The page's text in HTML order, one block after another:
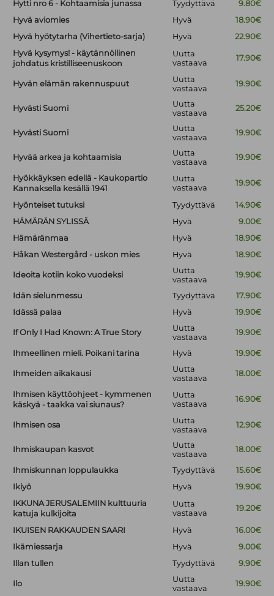
Hytti nro 6 - Kohtaamisia junassa Tyydyttävä
9.80€
Hyvä aviomies
Hyvä
18.90€
Hyvä hyötytarha (Vihertieto-sarja)
Hyvä
22.90€
Hyvä kysymys! - käytännöllinen
johdatus kristilliseenuskoon
Uutta
vastaava
17.90€
Hyvän elämän rakennuspuut
Uutta
vastaava
19.90€
Hyvästi Suomi
Uutta
vastaava
25.20€
Hyvästi Suomi
Uutta
vastaava
19.90€
Hyvää arkea ja kohtaamisia
Uutta
vastaava
19.90€
Hyökkäyksen edellä - Kaukopartio
Kannaksella kesällä 1941
Uutta
vastaava
19.90€
Hyönteiset tutuksi Tyydyttävä
14.90€
HÄMÄRÄN SYLISSÄ
Hyvä
9.00€
Hämäränmaa
Hyvä
18.90€
Håkan Westergård - uskon mies
Hyvä 18.90€
Ideoita kotiin koko vuodeksi
Uutta
vastaava
19.90€
Idän sielunmessu Tyydyttävä
17.90€
Idässä palaa
Hyvä 19.90€
If Only I Had Known: A True Story
Uutta
vastaava
19.90€
Ihmeellinen mieli. Poikani tarina Hyvä 19.90€
Ihmeiden aikakausi
Uutta
vastaava
18.00€
Ihmisen käyttöohjeet - kymmenen
käskyä - taakka vai siunaus?
Uutta
vastaava
16.90€
Ihmisen osa
Uutta
vastaava
12.90€
Ihmiskaupan kasvot
Uutta
vastaava
18.00€
Ihmiskunnan loppulaukka Tyydyttävä
15.60€
Ikiyö
Hyvä
19.90€
IKKUNA JERUSALEMIIN kulttuuria
katuja kulkijoita
Uutta
vastaava
19.20€
IKUISEN RAKKAUDEN SAARI Hyvä
16.00€
Ikämiessarja
Hyvä
9.00€
Illan tullen
Tyydyttävä 9.90€
Ilo
Uutta
vastaava
19.90€